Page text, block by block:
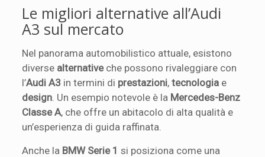
Le migliori alternative all’Audi
A3 sul mercato
Nel panorama automobilistico attuale, esistono
diverse alternativeche possono rivaleggiare con
l’Audi A3 in termini di prestazioni,tecnologia e
design . Un esempio notevole è la Mercedes-Benz
Classe A, che offre un abitacolo di alta qualità e
un’esperienza di guida raffinata.
Anche la BMW Serie 1 si posiziona come una